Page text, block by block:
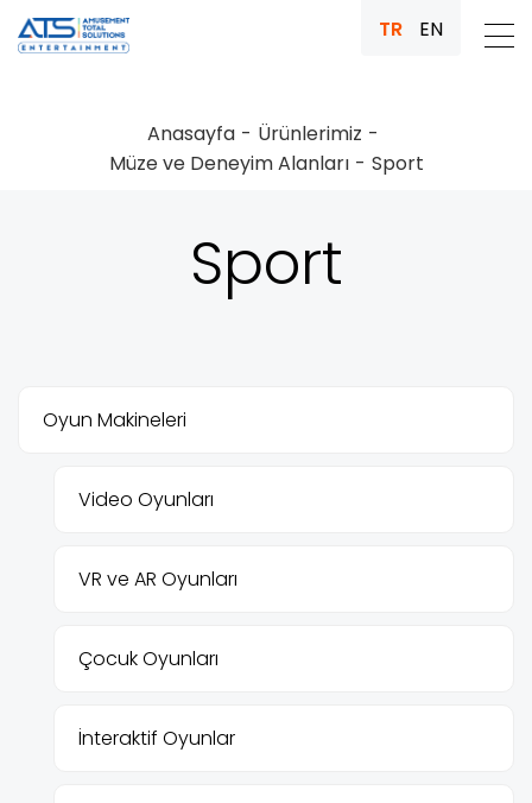
TR EN
Anasayfa
Ürünlerimiz
Müze ve Deneyim Alanları
Sport
Sport
Oyun Makineleri
Video Oyunları
VR ve AR Oyunları
Çocuk Oyunları
İnteraktif Oyunlar